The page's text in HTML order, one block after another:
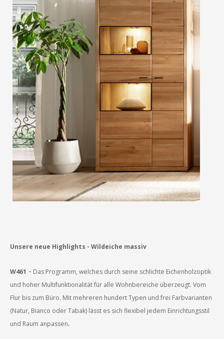
Unsere neue Highlights - Wildeiche massiv
W461 - Das Programm, welches durch seine schlichte Eichenholzoptik
und hoher Multifunktionalität für alle Wohnbereiche überzeugt. Vom
Flur bis zum Büro. Mit mehreren hundert Typen und frei Farbvarianten
(Natur, Bianco oder Tabak) lässt es sich flexibel jedem Einrichtungsstil
und Raum anpassen.